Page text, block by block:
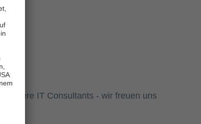
unsere IT Consultants - wir freuen uns